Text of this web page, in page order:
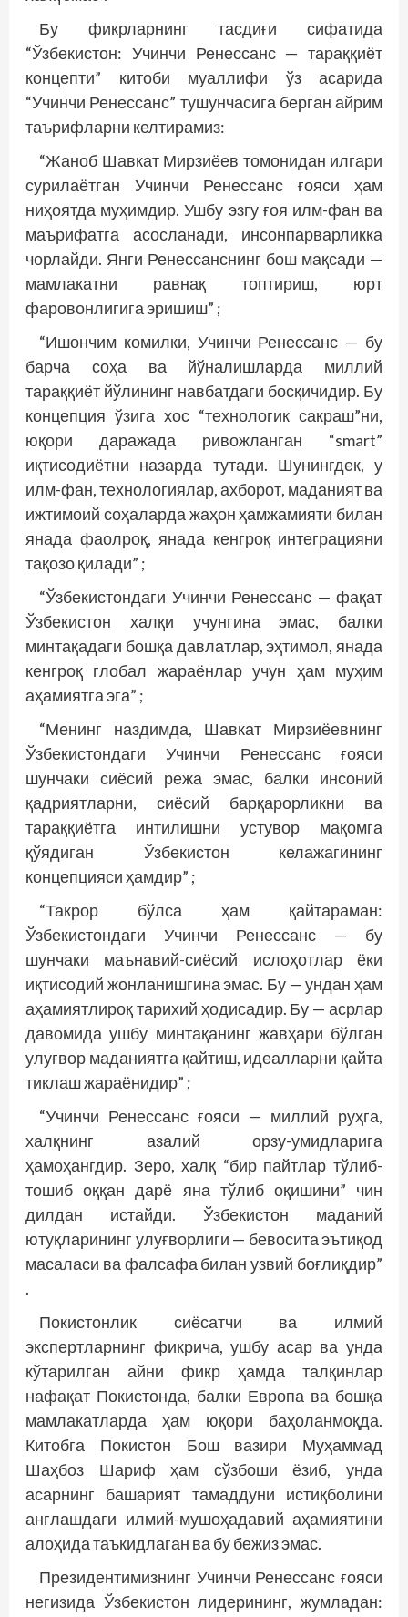
Бу фикрларнинг тасдиғи сифатида
“Ўзбекистон: Учинчи Ренессанс — тараққиёт
концепти” китоби муаллифи ўз асарида
“Учинчи Ренессанс” тушунчасига берган айрим
таърифларни келтирамиз:
“Жаноб Шавкат Мирзиёев томонидан илгари
сурилаётган Учинчи Ренессанс ғояси ҳам
ниҳоятда муҳимдир. Ушбу эзгу ғоя илм-фан ва
маърифатга асосланади, инсонпарварликка
чорлайди. Янги Ренессанснинг бош мақсади —
мамлакатни равнақ топтириш, юрт
фаровонлигига эришиш” ;
“Ишончим комилки, Учинчи Ренессанс — бу
барча соҳа ва йўналишларда миллий
тараққиёт йўлининг навбатдаги босқичидир. Бу
концепция ўзига хос “технологик сакраш”ни,
юқори даражада ривожланган “smart”
иқтисодиётни назарда тутади. Шунингдек, у
илм-фан, технологиялар, ахборот, маданият ва
ижтимоий соҳаларда жаҳон ҳамжамияти билан
янада фаолроқ, янада кенгроқ интеграцияни
тақозо қилади” ;
“Ўзбекистондаги Учинчи Ренессанс — фақат
Ўзбекистон халқи учунгина эмас, балки
минтақадаги бошқа давлатлар, эҳтимол, янада
кенгроқ глобал жараёнлар учун ҳам муҳим
аҳамиятга эга” ;
“Менинг наздимда, Шавкат Мирзиёевнинг
Ўзбекистондаги Учинчи Ренессанс ғояси
шунчаки сиёсий режа эмас, балки инсоний
қадриятларни, сиёсий барқарорликни ва
тараққиётга интилишни устувор мақомга
қўядиган Ўзбекистон келажагининг
концепцияси ҳамдир” ;
“Такрор бўлса ҳам қайтараман:
Ўзбекистондаги Учинчи Ренессанс — бу
шунчаки маънавий-сиёсий ислоҳотлар ёки
иқтисодий жонланишгина эмас. Бу — ундан ҳам
аҳамиятлироқ тарихий ҳодисадир. Бу — асрлар
давомида ушбу минтақанинг жавҳари бўлган
улуғвор маданиятга қайтиш, идеалларни қайта
тиклаш жараёнидир” ;
“Учинчи Ренессанс ғояси — миллий руҳга,
халқнинг азалий орзу-умидларига
ҳамоҳангдир. Зеро, халқ “бир пайтлар тўлиб-
тошиб оққан дарё яна тўлиб оқишини” чин
дилдан истайди. Ўзбекистон маданий
ютуқларининг улуғворлиги — бевосита эътиқод
масаласи ва фалсафа билан узвий боғлиқдир”
.
Покистонлик сиёсатчи ва илмий
экспертларнинг фикрича, ушбу асар ва унда
кўтарилган айни фикр ҳамда талқинлар
нафақат Покистонда, балки Европа ва бошқа
мамлакатларда ҳам юқори баҳоланмоқда.
Китобга Покистон Бош вазири Муҳаммад
Шаҳбоз Шариф ҳам сўзбоши ёзиб, унда
асарнинг башарият тамаддуни истиқболини
англашдаги илмий-мушоҳадавий аҳамиятини
алоҳида таъкидлаган ва бу бежиз эмас.
Президентимизнинг Учинчи Ренессанс ғояси
негизида Ўзбекистон лидерининг, жумладан: